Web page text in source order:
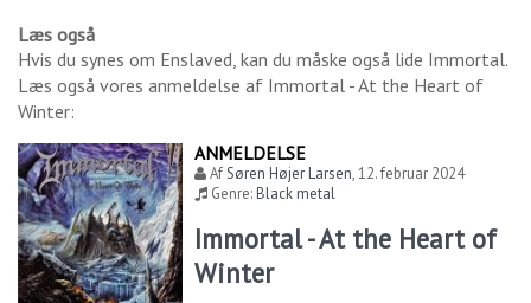
Læs også
Hvis du synes om Enslaved, kan du måske også lide Immortal.
Læs også vores anmeldelse af Immortal - At the Heart of
Winter:
ANMELDELSE
AfSøren Højer Larsen,12. februar 2024
Genre:Black metal
Immortal - At the Heart of
Winter